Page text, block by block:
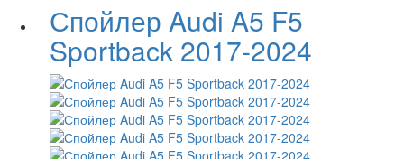
Спойлер Audi A5 F5
Sportback 2017-2024